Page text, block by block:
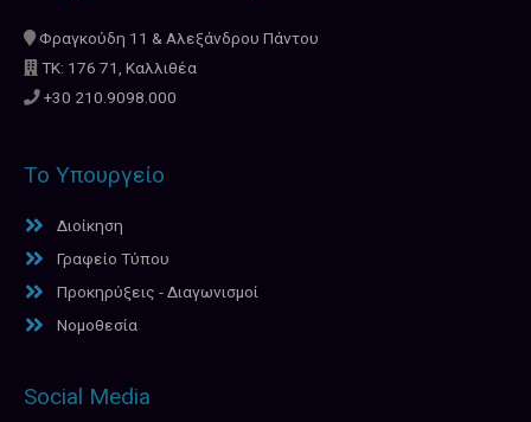
Φραγκούδη 11 & Αλεξάνδρου Πάντου
ΤΚ: 176 71, Καλλιθέα
+30 210.9098.000
Το Υπουργείο
Διοίκηση
Γραφείο Τύπου
Προκηρύξεις - Διαγωνισμοί
Νομοθεσία
Social Media